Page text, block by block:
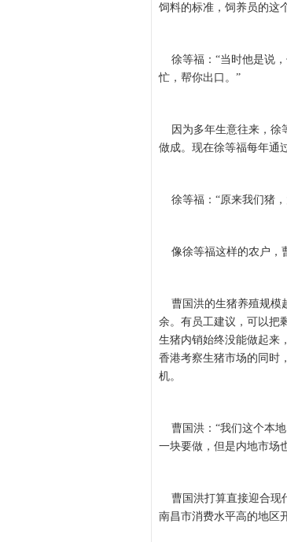
饲料的标准，饲养员的这
徐等福：“当时他是说，
忙，帮你出口。”
因为多年生意往来，徐
做成。现在徐等福每年通
徐等福：“原来我们猪，
像徐等福这样的农户，
曹国洪的生猪养殖规模
余。有员工建议，可以
生猪内销始终没能做起来
香港考察生猪市场的同时
机。
曹国洪：“我们这个本地
一块要做，但是内地市场
曹国洪打算直接迎合现
南昌市消费水平高的地区